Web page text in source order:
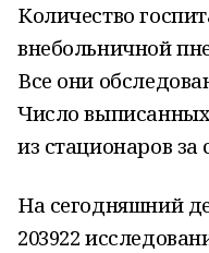
Количество
внебольничной
Все они
Число
из стационаров за
На сегодняшний
203922